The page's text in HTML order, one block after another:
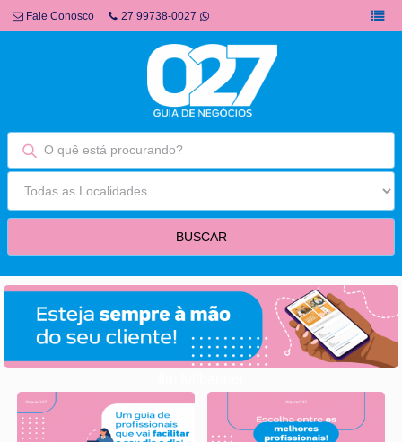
Fale Conosco 27 99738-0027